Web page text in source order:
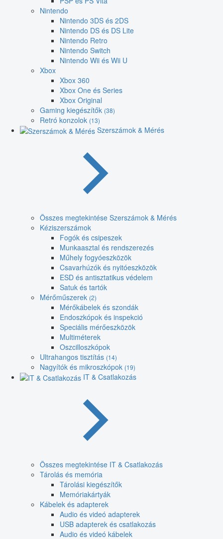
Nintendo
Nintendo 3DS és 2DS
Nintendo DS és DS Lite
Nintendo Retro
Nintendo Switch
Nintendo Wii és Wii U
Xbox
Xbox 360
Xbox One és Series
Xbox Original
Gaming kiegészítők (38)
Retró konzolok (13)
Szerszámok & Mérés
Összes megtekintése Szerszámok & Mérés
Kéziszerszámok
Fogók és csipeszek
Munkaasztal és rendszerezés
Műhely fogyóeszközök
Csavarhúzók és nyitóeszközök
ESD és antisztatikus védelem
Satuk és tartók
Mérőműszerek (2)
Mérőkábelek és szondák
Endoszkópok és inspekció
Speciális mérőeszközök
Multiméterek
Oszcilloszkópok
Ultrahangos tisztítás (14)
Nagyítók és mikroszkópok (19)
IT & Csatlakozás
Összes megtekintése IT & Csatlakozás
Tárolás és memória
Tárolási kiegészítők
Memóriakártyák
Kábelek és adapterek
Audio és videó adapterek
USB adapterek és csatlakozás
Audio és videó kábelek